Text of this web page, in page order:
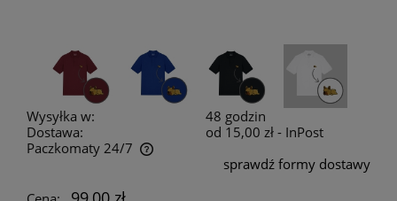
Wysyłka w:
48 godzin
Dostawa:
od 15,00 zł - InPost
Paczkomaty 24/7
Cena nie zawiera ewentualnych kosztów płatności
sprawdź formy dostawy